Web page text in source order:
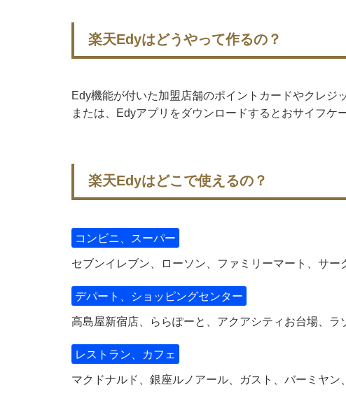
楽天Edyはどうやって作るの？
Edy機能が付いた加盟店舗のポイントカードやクレジ
または、Edyアプリをダウンロードするとおサイフケ
楽天Edyはどこで使えるの？
コンビニ、スーパー
セブンイレブン、ローソン、ファミリーマート、サ
デパート、ショッピングセンター
高島屋新宿店、ららぽーと、アクアシティお台場、
レストラン、カフェ
マクドナルド、銀座ルノアール、ガスト、バーミヤ